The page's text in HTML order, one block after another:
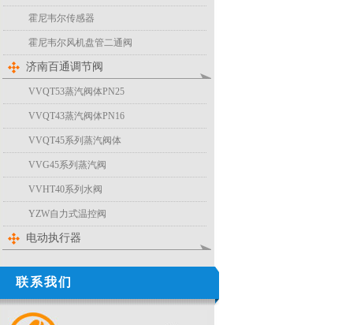
霍尼韦尔传感器
霍尼韦尔风机盘管二通阀
济南百通调节阀
VVQT53蒸汽阀体PN25
VVQT43蒸汽阀体PN16
VVQT45系列蒸汽阀体
VVG45系列蒸汽阀
VVHT40系列水阀
YZW自力式温控阀
电动执行器
联系我们